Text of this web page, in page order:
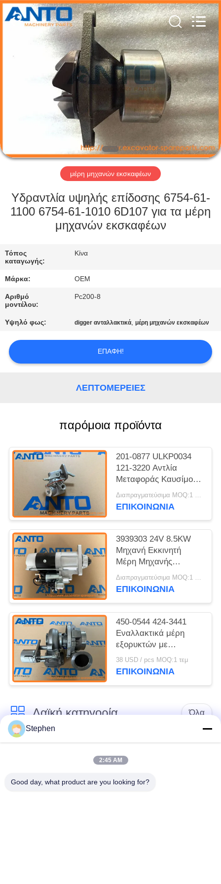
ΣΠΊΤΙ
ΠΡΟΪΌΝΤΑ
ΠΕΡΊΠΟΥ
ΓΎΡΟΣ
ΕΡΓΟΣΤΑΣΊΩΝ
ΠΟΙΟΤΙΚΌΣ
ΈΛΕΓΧΟΣ
ΜΠΛΟΓΚ
SITEMAP
ΠΟΛΙΤΙΚΉ
Anto
Machinery
Parts
Co.,Ltd..
μέρη μηχανών εκσκαφέων
Υδραντλία υψηλής επίδοσης 6754-61-
1100 6754-61-1010 6D107 για τα μέρη
μηχανών εκσκαφέων
Τόπος
καταγωγής:
Κίνα
Μάρκα: OEM
Αριθμό
μοντέλου:
Pc200-8
Υψηλό φως: digger ανταλλακτικά,μέρη μηχανών εκσκαφέων
ΕΠΑΦΉ!
ΛΕΠΤΟΜΈΡΕΙΕΣ
παρόμοια προϊόντα
201-0877 ULKP0034
121-3220 Αντλία
Μεταφοράς Καυσίμου
Ανταλλακτικά
Εκσκαφέα Κατάλληλο
Διαπραγματεύσιμα MOQ:1 τεμ
ΕΠΙΚΟΙΝΩΝΙΑ
3939303 24V 8.5KW
Μηχανή Εκκινητή
Μέρη Μηχανής
Εκσκαφέα Ταιριάζει
Για 6CT C8.3 37MT
Διαπραγματεύσιμα MOQ:1 τεμ
ΕΠΙΚΟΙΝΩΝΙΑ
450-0544 424-3441
Εναλλακτικά μέρη
εξορυκτών με
τουρβοσυμπιεστή για
C15 735B 740B
38 USD / pcs MOQ:1 τεμ
ΕΠΙΚΟΙΝΩΝΙΑ
Λαϊκή κατηγορία Όλα
Εκσκαφέας
Τελικό Drive
εκσκαφέων
εργαλείο
Stephen
2:45 AM
Good day, what product are you looking for?